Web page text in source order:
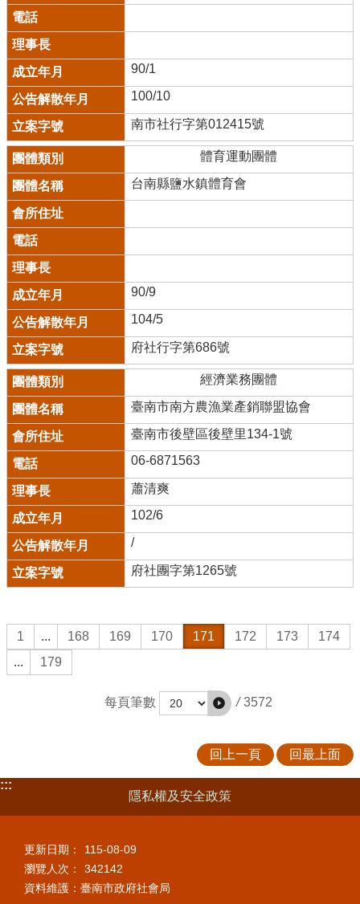
90/1
100/10
南市社行字第012415號
體育運動團體
台南縣鹽水鎮體育會
90/9
104/5
府社行字第686號
經濟業務團體
臺南市南方農漁業產銷聯盟協會
臺南市後壁區後壁里134-1號
06-6871563
蕭清爽
102/6
/
府社團字第1265號
1 ... 168 169 170 171 172 173
174
...
179
每頁筆數 / 3572
回上一頁 回最上面
:::
隱私權及安全政策
更新日期：
115-08-09
瀏覽人次：
342142
資料維護：臺南市政府社會局